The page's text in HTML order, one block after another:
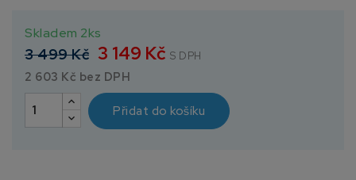
Skladem 2ks
3 499 Kč 3 149 Kč S DPH
2 603 Kč bez DPH
Přidat do košíku